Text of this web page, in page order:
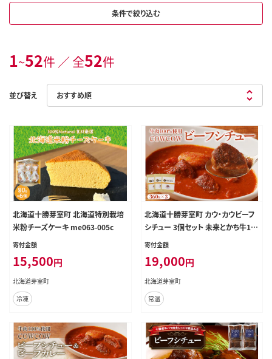
条件で絞り込む
1~52件 ／ 全52件
並び替え
北海道十勝芽室町 北海道特別栽培
米粉チーズケーキ me063-005c
寄付金額
15,500円
北海道芽室町
冷凍
北海道十勝芽室町 カウ・カウビーフ
シチュー 3個セット 未来とかち牛10
0％使用 me007-007c
寄付金額
19,000円
北海道芽室町
常温